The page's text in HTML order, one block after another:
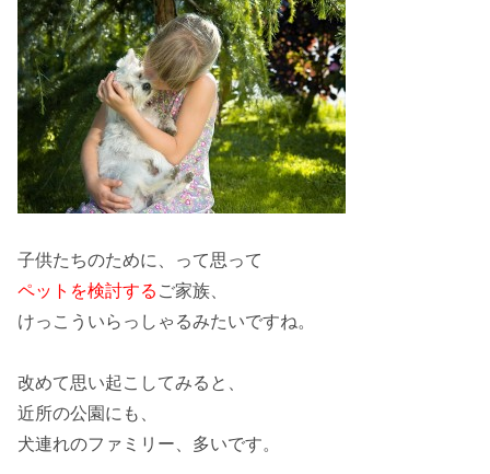
子供たちのために
、って思って
ペットを検討する ご家族、
けっこういらっしゃるみたいですね。
改めて思い起こしてみると、
近所の公園にも、
犬連れのファミリー 、多いです。